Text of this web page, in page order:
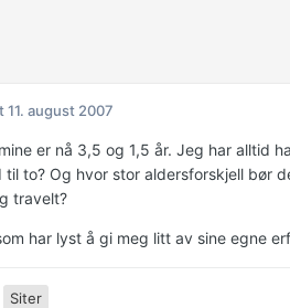
11. august 2007
er nå 3,5 og 1,5 år. Jeg har alltid
til to? Og hvor stor aldersforskjell bør
travelt?
har lyst å gi meg litt av sine egne
Siter